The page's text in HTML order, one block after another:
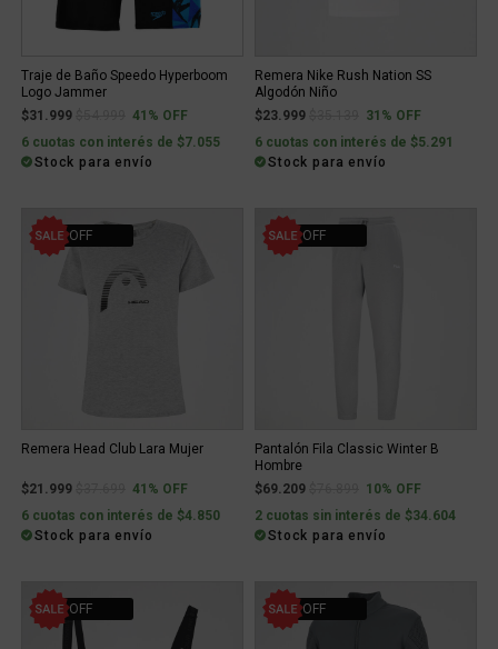
Traje de Baño Speedo Hyperboom
Logo Jammer
$31.999
Price reduced from
to41% OFF
6 cuotas con interés de $7.055
Stock para envío
Remera Nike Rush Nation SS
Algodón Niño
$23.999
Price reduced from
to31% OFF
6 cuotas con interés de $5.291
Stock para envío
41% OFF
Remera Head Club Lara Mujer
$21.999 Price reduced from
to41% OFF
6 cuotas con interés de $4.850
Stock para envío
10% OFF
Pantalón Fila Classic Winter B
Hombre
$69.209
Price reduced from
to10% OFF
2 cuotas sin interés de $34.604
Stock para envío
41% OFF 20% OFF